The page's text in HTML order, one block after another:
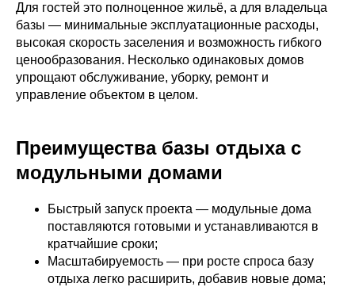
Для гостей это полноценное жильё, а для владельца
базы — минимальные эксплуатационные расходы,
высокая скорость заселения и возможность гибкого
ценообразования. Несколько одинаковых домов
упрощают обслуживание, уборку, ремонт и
управление объектом в целом.
Преимущества базы отдыха с
модульными домами
Быстрый запуск проекта — модульные дома
поставляются готовыми и устанавливаются в
кратчайшие сроки;
Масштабируемость — при росте спроса базу
отдыха легко расширить, добавив новые дома;